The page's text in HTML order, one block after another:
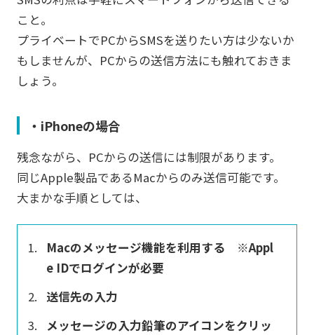
こと。
プライベートでPCからSMSを送りたい方は少ないか
もしませんが、PCからの送信方法にも触れておきま
しょう。
・iPhoneの場合
残念ながら、PCからの送信には制限があります。
同じApple製品であるMacからのみ送信可能です。
大まかな手順としては、
Macのメッセージ機能を利用する ※Appl
e IDでログインが必要
送信先の入力
メッセージの入力鉛筆のアイコンをクリッ